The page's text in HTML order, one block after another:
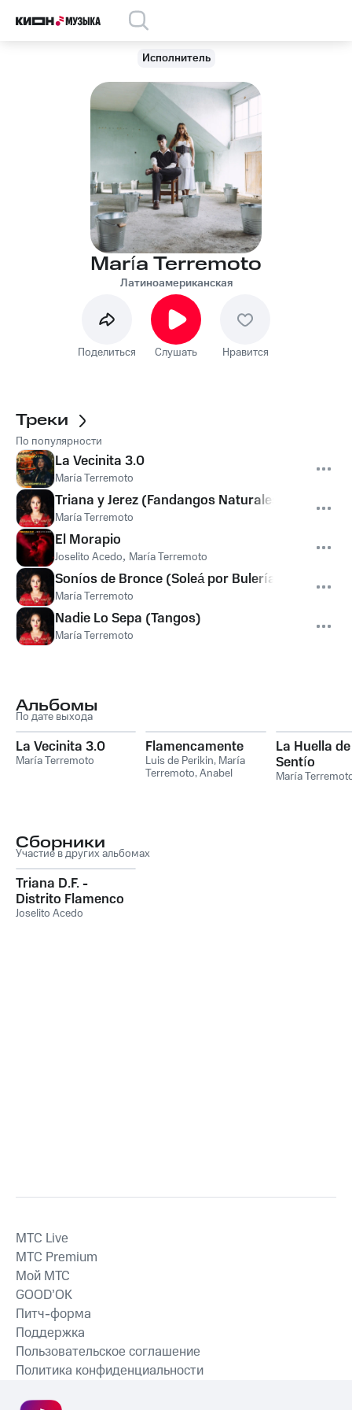
Исполнитель
María Terremoto
Латиноамериканская
Поделиться Слушать Нравится
Треки
По популярности
La Vecinita 3.0
María Terremoto
Triana y Jerez (Fandangos Naturales)
María Terremoto
El Morapio
Joselito Acedo, María Terremoto
Soníos de Bronce (Soleá por Bulerías)
María Terremoto
Nadie Lo Sepa (Tangos)
María Terremoto
Альбомы
По дате выхода
La Vecinita 3.0
María Terremoto
Flamencamente
Luis de Perikin, María
Terremoto,Anabel
La Huella
Sentío
María
Сборники
Участие в других альбомах
Triana D.F. -
Distrito Flamenco
Joselito Acedo
MTС Live
MTС Premium
Мой МТС
GOOD’OK
Питч-форма
Поддержка
Пользовательское соглашение
Политика конфиденциальности